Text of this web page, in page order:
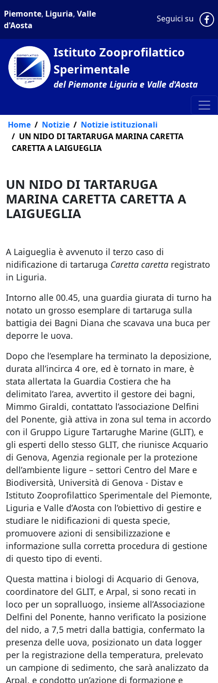
Piemonte, Liguria, Valle
d'Aosta
Seguici su
Istituto Zooprofilattico
Sperimentale
del Piemonte Liguria e Valle d'Aosta
Home Notizie
Notizie istituzionali
UN NIDO DI TARTARUGA MARINA CARETTA
CARETTA A LAIGUEGLIA
UN NIDO DI TARTARUGA
MARINA CARETTA CARETTA A
LAIGUEGLIA
A Laigueglia è avvenuto il terzo caso di
nidificazione di tartaruga Caretta caretta registrato
in Liguria.
Intorno alle 00.45, una guardia giurata di turno ha
notato un grosso esemplare di tartaruga sulla
battigia dei Bagni Diana che scavava una buca per
deporre le uova.
Dopo che l’esemplare ha terminato la deposizione,
durata all’incirca 4 ore, ed è tornato in mare, è
stata allertata la Guardia Costiera che ha
delimitato l’area, avvertito il gestore dei bagni,
Mimmo Giraldi, contattato l’associazione Delfini
del Ponente, già attiva in zona sul tema in accordo
con il Gruppo Ligure Tartarughe Marine (GLIT), e
gli esperti dello stesso GLIT, che riunisce Acquario
di Genova, Agenzia regionale per la protezione
dell’ambiente ligure – settori Centro del Mare e
Biodiversità, Università di Genova - Distav e
Istituto Zooprofilattico Sperimentale del Piemonte,
Liguria e Valle d’Aosta con l’obiettivo di gestire e
studiare le nidificazioni di questa specie,
promuovere azioni di sensibilizzazione e
informazione sulla corretta procedura di gestione
di questo tipo di eventi.
Questa mattina i biologi di Acquario di Genova,
coordinatore del GLIT, e Arpal, si sono recati in
loco per un sopralluogo, insieme all’Associazione
Delfini del Ponente, hanno verificato la posizione
del nido, a 7,5 metri dalla battigia, confermato la
presenza delle uova, posizionato un data logger
per la registrazione della temperatura, prelevato
un campione di sedimento, che sarà analizzato da
Arpal, e condotto un’azione di formazione e